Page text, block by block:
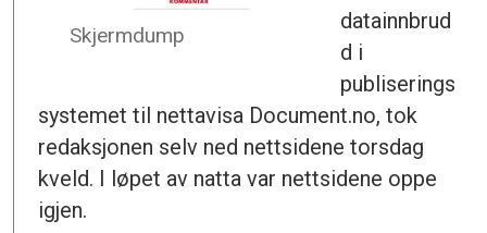
Skjermdump
datainnbrud
d i
publiserings
systemet til nettavisa Document.no, tok
redaksjonen selv ned nettsidene torsdag
kveld. I løpet av natta var nettsidene oppe
igjen.